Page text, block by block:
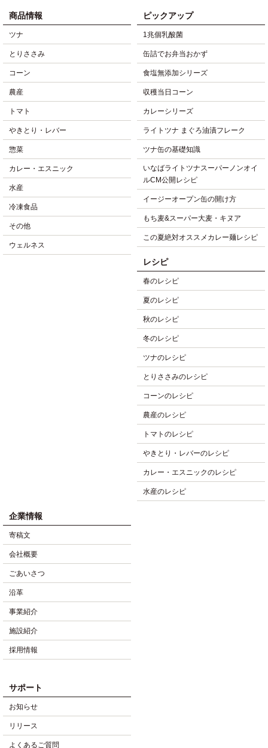
商品情報
ツナ
とりささみ
コーン
農産
トマト
やきとり・レバー
惣菜
カレー・エスニック
水産
冷凍食品
その他
ウェルネス
ピックアップ
1兆個乳酸菌
缶詰でお弁当おかず
食塩無添加シリーズ
収穫当日コーン
カレーシリーズ
ライトツナ まぐろ油漬フレーク
ツナ缶の基礎知識
いなばライトツナスーパーノンオイ
ルCM公開レシピ
イージーオープン缶の開け方
もち麦&スーパー大麦・キヌア
この夏絶対オススメカレー麺レシピ
レシピ
春のレシピ
夏のレシピ
秋のレシピ
冬のレシピ
ツナのレシピ
とりささみのレシピ
コーンのレシピ
農産のレシピ
トマトのレシピ
やきとり・レバーのレシピ
カレー・エスニックのレシピ
水産のレシピ
企業情報
寄稿文
会社概要
ごあいさつ
沿革
事業紹介
施設紹介
採用情報
サポート
お知らせ
リリース
よくあるご質問